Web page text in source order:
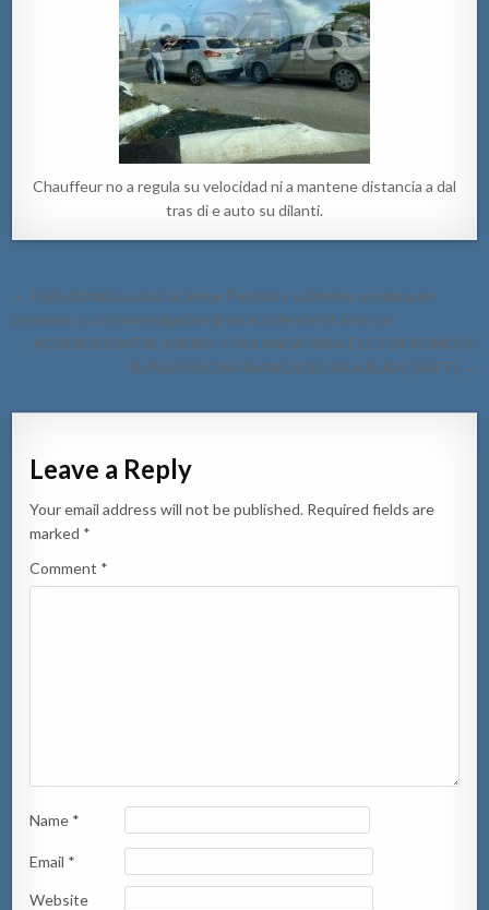
Chauffeur no a regula su velocidad ni a mantene distancia a dal
tras di e auto su dilanti.
Post
navigation
← Polis di trafico a bai na Seroe Patrishi y a detene un dama en
conexion cu un investigacion di un accidente hit and run
ACUERDO ENTRE ARUBA Y HULANDA RIBA E LEY DI REINO DI
SUPERVISION FINANCIERO PA ARUBA (RAFT) →
Leave a Reply
Your email address will not be published. Required fields are
marked *
Comment *
Name *
Email *
Website